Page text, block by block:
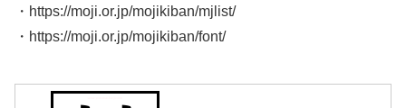
・https://moji.or.jp/mojikiban/mjlist/
・https://moji.or.jp/mojikiban/font/